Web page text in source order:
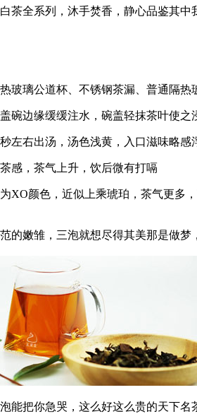
茶全系列，沐手焚香，静心品鉴其中
玻璃公道杯、不锈钢茶漏、普通隔热
碗边缘缓缓注水，碗盖轻抹茶叶使之
左右出汤，汤色浅黄，入口滋味略感
感，茶气上升，饮后微有打嗝
XO颜色，近似上乘琥珀，茶气更多
的嫩雏，三泡就想尽得其美那是做梦
能把你急哭，这么好这么贵的天下